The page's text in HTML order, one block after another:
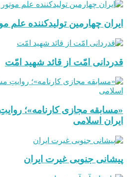
ایران چهارمین تولیدکننده علم
قدردانی امّت از قائد شهید امّت
«مسابقه مجازی کارنامه»؛
ایران اسلامی
پیشانی جنوبی غیرت ایران